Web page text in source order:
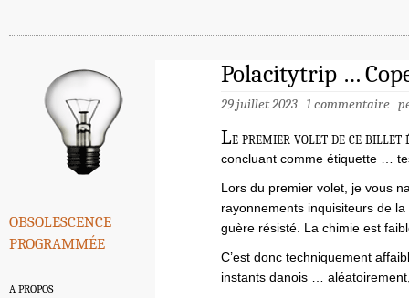
obsolescence
programmée
A PROPOS
Polacitytrip …
29 juillet 2023 1 commentaire
Le premier volet de ce
concluant comme étiquette …
Lors du premier volet, je vous
rayonnements inquisiteurs de
guère résisté. La chimie est
C’est donc techniquement
instants danois …